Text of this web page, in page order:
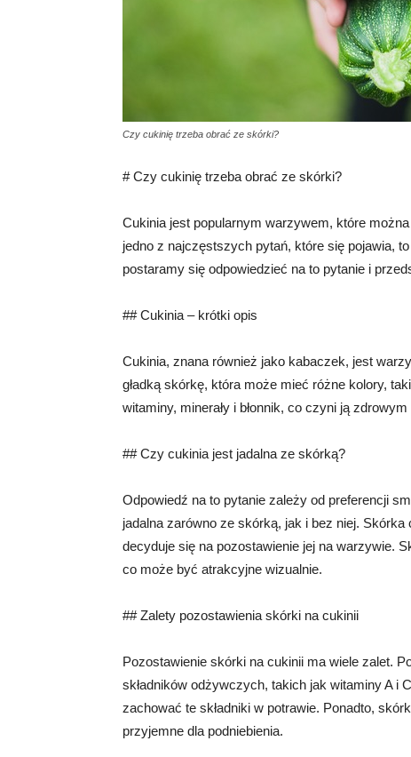
Czy cukinię trzeba obrać ze skórki?
# Czy cukinię trzeba obrać ze skórki?
Cukinia jest popularnym warzywem, które
jedno z najczęstszych pytań, które się pojawia,
postaramy się odpowiedzieć na to pytanie i
## Cukinia – krótki opis
Cukinia, znana również jako kabaczek, jest
gładką skórkę, która może mieć różne kolory,
witaminy, minerały i błonnik, co czyni ją
## Czy cukinia jest jadalna ze skórką?
Odpowiedź na to pytanie zależy od preferencji
jadalna zarówno ze skórką, jak i bez niej.
decyduje się na pozostawienie jej na warzywie.
co może być atrakcyjne wizualnie.
## Zalety pozostawienia skórki na cukinii
Pozostawienie skórki na cukinii ma wiele zalet.
składników odżywczych, takich jak witaminy A i
zachować te składniki w potrawie. Ponadto,
przyjemne dla podniebienia.